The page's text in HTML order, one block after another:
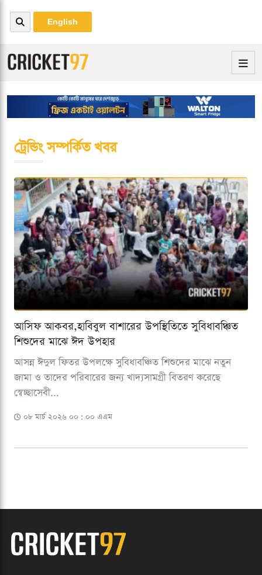
English
ট্রেন্ডিং সম্পর্কিত খবর
আসিফ আকবর,হাবিবুল বাশারের উপস্থিতিতে সুবিধাবঞ্চিত
শিশুদের মাঝে ঈদ উপহার
আসন্ন ঈদুল ফিতর উপলক্ষে সুবিধাবঞ্চিত শিশুদের মাঝে নতুন
জামা ও তাদের পরিবারের জন্য খাদ্যসামগ্রী বিতরণ করেছে
স্বেচ্ছাসেবী...
০৮ মার্চ ২০২৬ ০০ : ০০ এএম